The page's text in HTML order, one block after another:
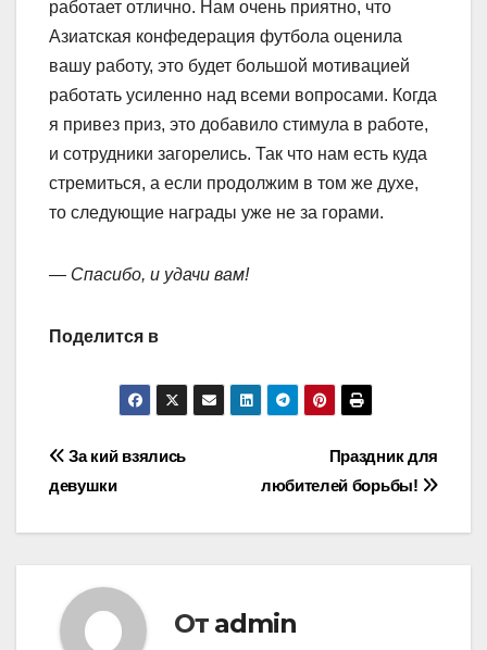
работает отлично. Нам очень приятно, что
Азиатская конфедерация футбола оценила
вашу работу, это будет большой мотивацией
работать усиленно над всеми вопросами. Когда
я привез приз, это добавило стимула в работе,
и сотрудники загорелись. Так что нам есть куда
стремиться, а если продолжим в том же духе,
то следующие награды уже не за горами.
— Спасибо, и удачи вам!
Поделится в
Навигация
по
Праздник для
любителей борьбы!
За кий взялись
девушки
От admin